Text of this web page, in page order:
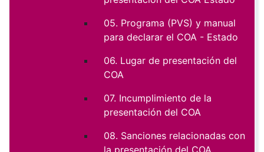
05. Programa (PVS) y manual
para declarar el COA - Estado
06. Lugar de presentación del
COA
07. Incumplimiento de la
presentación del COA
08. Sanciones relacionadas con